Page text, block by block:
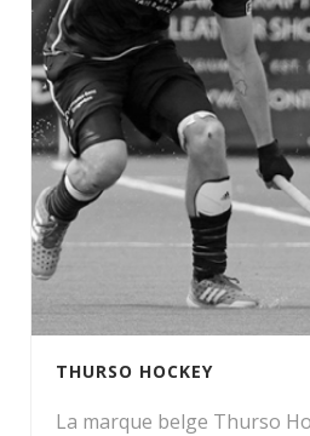
THURSO HOCKEY
La marque belge Thurso